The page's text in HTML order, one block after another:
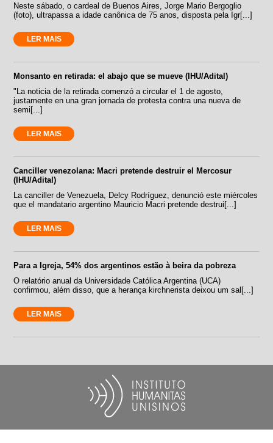
Neste sábado, o cardeal de Buenos Aires, Jorge Mario Bergoglio
(foto), ultrapassa a idade canônica de 75 anos, disposta pela Igr[...]
LER MAIS
Monsanto en retirada: el abajo que se mueve (IHU/Adital)
"La noticia de la retirada comenzó a circular el 1 de agosto,
justamente en una gran jornada de protesta contra una nueva de
semi[...]
LER MAIS
Canciller venezolana: Macri pretende destruir el Mercosur
(IHU/Adital)
La canciller de Venezuela, Delcy Rodríguez, denunció este miércoles
que el mandatario argentino Mauricio Macri pretende destrui[...]
LER MAIS
Para a Igreja, 54% dos argentinos estão à beira da pobreza
O relatório anual da Universidade Católica Argentina (UCA)
confirmou, além disso, que a herança kirchnerista deixou um sal[...]
LER MAIS